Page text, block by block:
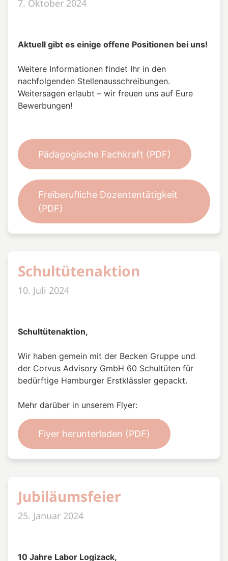
7. Oktober 2024
Aktuell gibt es einige offene Positionen bei uns!
Weitere Informationen findet Ihr in den
nachfolgenden Stellenausschreibungen.
Weitersagen erlaubt – wir freuen uns auf Eure
Bewerbungen!
Pädagogische Fachkraft (PDF)
Freiberufliche Dozententätigkeit
(PDF)
Schultütenaktion
10. Juli 2024
Schultütenaktion,
Wir haben gemein mit der Becken Gruppe und
der Corvus Advisory GmbH 60 Schultüten für
bedürftige Hamburger Erstklässler gepackt.
Mehr darüber in unserem Flyer:
Flyer herunterladen (PDF)
Jubiläumsfeier
25. Januar 2024
10 Jahre Labor Logizack,